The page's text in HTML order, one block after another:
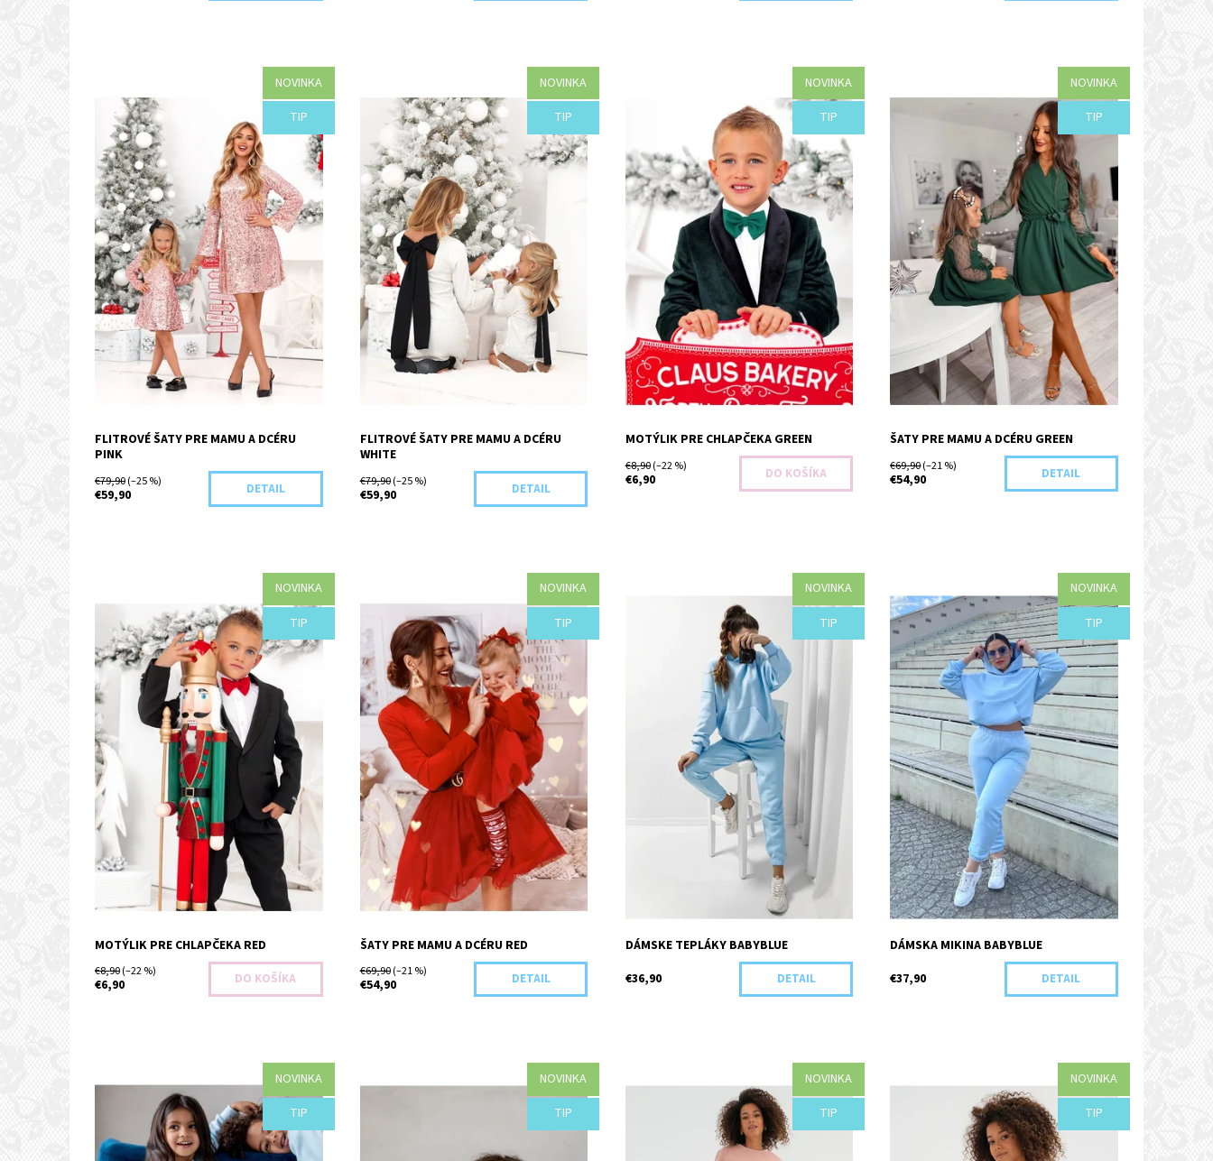
NOVINKA
TIP
Dostupnosť:
Kód:
H37-44092/S/M
FLITROVÉ ŠATY PRE MAMU A DCÉRU
PINK
€79,90(–25 %)
€59,90 DETAIL
NOVINKA
TIP
Dostupnosť:
Objednané
H35-44086/S/M
FLITROVÉ ŠATY PRE MAMU A DCÉRU
WHITE
€79,90(–25 %)
€59,90 DETAIL
NOVINKA
TIP
Objednané
H34-44078
MOTÝLIK PRE CHLAPČEKA GREEN
€8,90(–22 %)
€6,90
NOVINKA
TIP
Objednané
H33-44080/S/M3
ŠATY PRE MAMU A DCÉRU GREEN
€69,90(–21 %)
€54,90 DETAIL
NOVINKA
TIP
Dostupnosť:
Objednané
Kód:
H32-44077
MOTÝLIK PRE CHLAPČEKA RED
€8,90(–22 %)
€6,90
NOVINKA
TIP
Dostupnosť:
Objednané
Kód:
H31-44074/S/M
ŠATY PRE MAMU A DCÉRU RED
€69,90(–21 %)
€54,90 DETAIL
NOVINKA
TIP
Objednané
G82-43981/XS
DÁMSKE TEPLÁKY BABYBLUE
€36,90
DETAIL
NOVINKA
TIP
Dostupnosť:
Objednané
Kód:
G81-43978/XS
DÁMSKA MIKINA BABYBLUE
€37,90
DETAIL
NOVINKA
TIP
Dostupnosť:
Objednané
G80-43975/50
NOVINKA
TIP
NOVINKA
TIP
Objednané
G92-43942/XS
NOVINKA
TIP
Objednané
G91-43939/XS